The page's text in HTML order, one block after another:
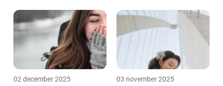
02 december 2025 03 november 2025